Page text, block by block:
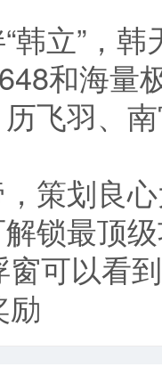
韩立”，
和海量
飞羽、
策划良
锁最顶
可以看
励